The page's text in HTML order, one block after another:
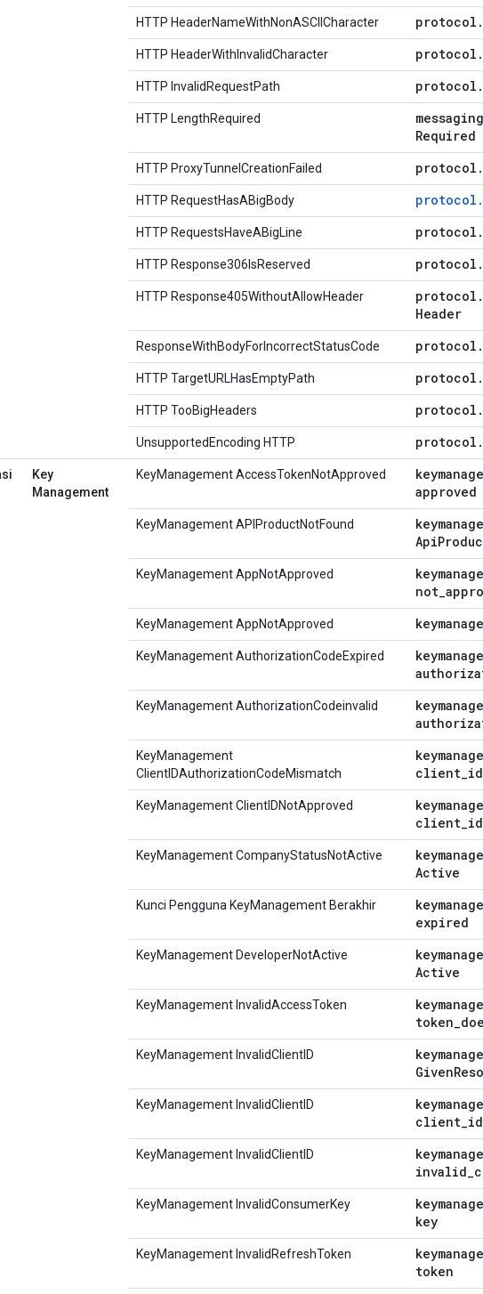
HTTP HeaderNameWithNonASCIICharacter protocol .
HTTP HeaderWithInvalidCharacter protocol .
HTTP InvalidRequestPath protocol .
HTTP LengthRequired messaging
Required
HTTP ProxyTunnelCreationFailed protocol .
HTTP RequestHasABigBody protocol .
HTTP RequestsHaveABigLine protocol .
HTTP Response306IsReserved protocol .
HTTP Response405WithoutAllowHeader protocol .
Header
ResponseWithBodyForIncorrectStatusCode protocol .
HTTP TargetURLHasEmptyPath protocol .
HTTP TooBigHeaders protocol .
UnsupportedEncoding HTTP protocol .
Key
Management
KeyManagement AccessTokenNotApproved
approved
KeyManagement APIProductNotFound
Api
KeyManagement AppNotApproved
not_
KeyManagement AppNotApproved
KeyManagement AuthorizationCodeExpired
KeyManagement AuthorizationCodeinvalid
KeyManagement
ClientIDAuthorizationCodeMismatch
client_id
KeyManagement ClientIDNotApproved
client_id
KeyManagement CompanyStatusNotActive
Active
Kunci Pengguna KeyManagement Berakhir
expired
KeyManagement DeveloperNotActive
Active
KeyManagement InvalidAccessToken
token_
KeyManagement InvalidClientID
Given
KeyManagement InvalidClientID
client_id
KeyManagement InvalidClientID
invalid_
KeyManagement InvalidConsumerKey
key
KeyManagement InvalidRefreshToken
token